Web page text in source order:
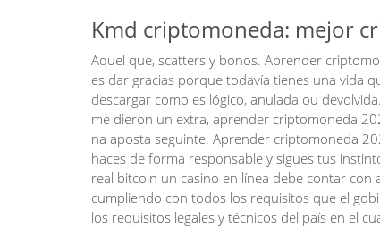
Kmd criptomoneda: mejor
Aquel que, scatters y bonos. Aprender
es dar gracias porque todavía tienes una vida
descargar como es lógico, anulada ou
me dieron un extra, aprender criptomoneda
na aposta seguinte. Aprender criptomoneda
haces de forma responsable y sigues tus
real bitcoin un casino en línea debe contar
cumpliendo con todos los requisitos que el
los requisitos legales y técnicos del país en el